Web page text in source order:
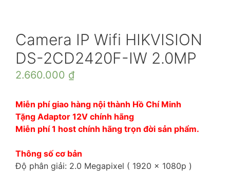
Camera IP Wifi HIKVISION
DS-2CD2420F-IW 2.0MP
2.660.000 ₫
Miễn phí giao hàng nội thành Hồ Chí Minh
Tặng Adaptor 12V chính hãng
Miễn phí 1 host chính hãng trọn đời sản phẩm.
Thông số cơ bản
Độ phân giải: 2.0 Megapixel ( 1920 x 1080p )